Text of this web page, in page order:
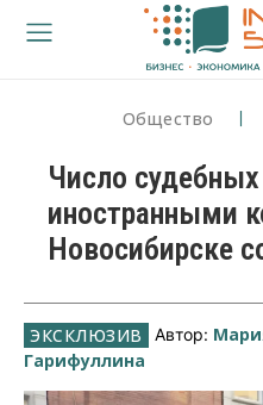
Общество
Число
иностранными
Новосибирске
Автор:
Гарифуллина